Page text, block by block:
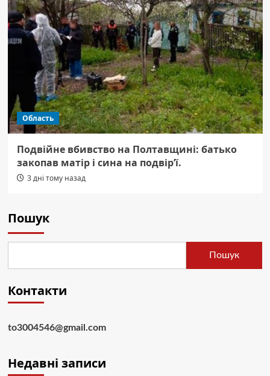
Область
Подвійне вбивство на Полтавщині: батько
закопав матір і сина на подвір’ї.
3 дні тому назад
Пошук
Пошук
Контакти
to3004546@gmail.com
Недавні записи